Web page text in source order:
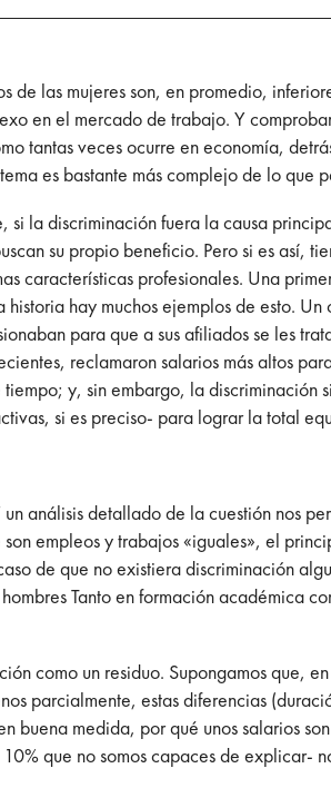
de las mujeres son, en promedio,
en el mercado de trabajo. Y
tantas veces ocurre en economía,
es bastante más complejo de lo que
si la discriminación fuera la causa
su propio beneficio. Pero si es así,
características profesionales. Una
historia hay muchos ejemplos de esto.
para que a sus afiliados se les
reclamaron salarios más altos
y, sin embargo, la
si es preciso- para lograr la total
un análisis detallado de la cuestión nos
empleos y trabajos «iguales», el
de que no existiera discriminación
Tanto en formación académica
como un residuo. Supongamos que,
parcialmente, estas diferencias
buena medida, por qué unos salarios
que no somos capaces de explicar-